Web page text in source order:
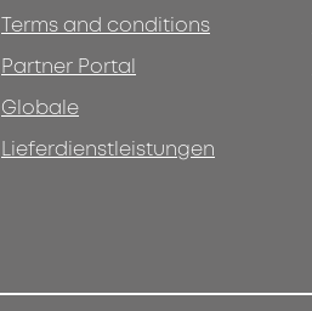
Terms and conditions
Partner Portal
Globale
Lieferdienstleistungen